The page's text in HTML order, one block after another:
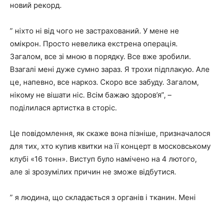
новий рекорд.
” ніхто ні від чого не застрахований. У мене не
омікрон. Просто невелика екстрена операція.
Загалом, все зі мною в порядку. Все вже зробили.
Взагалі мені дуже сумно зараз. Я трохи підплакую. Але
це, напевно, все наркоз. Скоро все забуду. Загалом,
нікому не вішати ніс. Всім бажаю здоров’я”, –
поділилася артистка в сторіс.
Це повідомлення, як скаже вона пізніше, призначалося
для тих, хто купив квитки на її концерт в московському
клубі «16 тонн». Виступ було намічено на 4 лютого,
але зі зрозумілих причин не зможе відбутися.
” я людина, що складається з органів і тканин. Мені